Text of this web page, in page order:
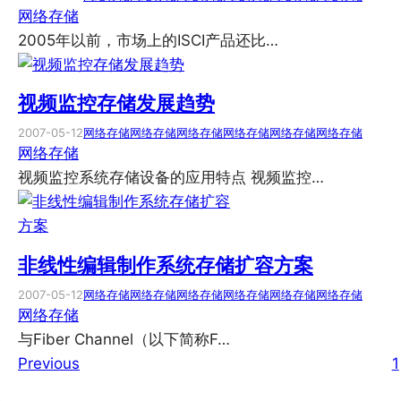
网络存储
2005年以前，市场上的ISCI产品还比…
视频监控存储发展趋势
2007-05-12网络存储网络存储网络存储网络存储网络存储网络存储
网络存储
视频监控系统存储设备的应用特点 视频监控…
非线性编辑制作系统存储扩容方案
2007-05-12网络存储网络存储网络存储网络存储网络存储网络存储
网络存储
与Fiber Channel（以下简称F…
Previous
1